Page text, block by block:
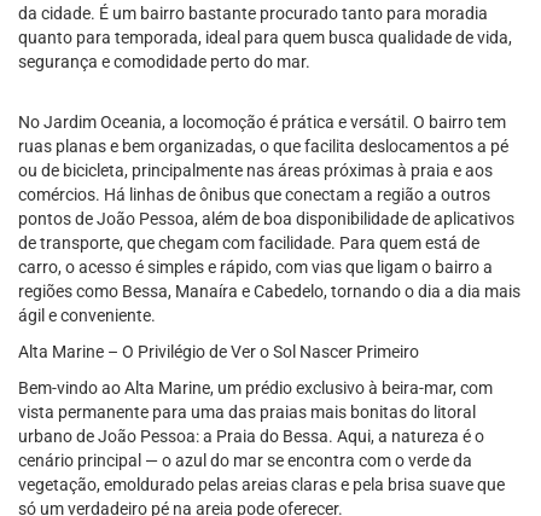
da cidade. É um bairro bastante procurado tanto para moradia
quanto para temporada, ideal para quem busca qualidade de vida,
segurança e comodidade perto do mar.
No Jardim Oceania, a locomoção é prática e versátil. O bairro tem
ruas planas e bem organizadas, o que facilita deslocamentos a pé
ou de bicicleta, principalmente nas áreas próximas à praia e aos
comércios. Há linhas de ônibus que conectam a região a outros
pontos de João Pessoa, além de boa disponibilidade de aplicativos
de transporte, que chegam com facilidade. Para quem está de
carro, o acesso é simples e rápido, com vias que ligam o bairro a
regiões como Bessa, Manaíra e Cabedelo, tornando o dia a dia mais
ágil e conveniente.
Alta Marine – O Privilégio de Ver o Sol Nascer Primeiro
Bem-vindo ao Alta Marine, um prédio exclusivo à beira-mar, com
vista permanente para uma das praias mais bonitas do litoral
urbano de João Pessoa: a Praia do Bessa. Aqui, a natureza é o
cenário principal — o azul do mar se encontra com o verde da
vegetação, emoldurado pelas areias claras e pela brisa suave que
só um verdadeiro pé na areia pode oferecer.